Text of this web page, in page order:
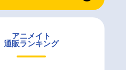
アニメイト
通販ランキング